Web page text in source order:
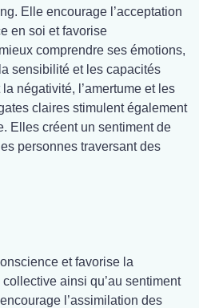
Elle encourage l’acceptation
en soi et favorise
comprendre ses émotions,
sensibilité et les capacités
négativité, l’amertume et les
claires stimulent également
Elles créent un sentiment de
personnes traversant des
et favorise la
ainsi qu’au sentiment
l’assimilation des